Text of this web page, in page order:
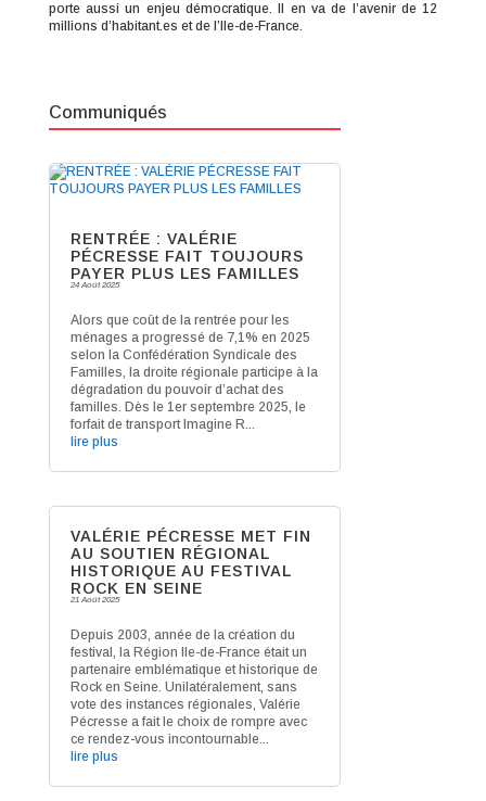
porte aussi un enjeu démocratique. Il en va de l’avenir de 12
millions d’habitant.es et de l’Ile-de-France.
Communiqués
RENTRÉE : VALÉRIE
PÉCRESSE FAIT TOUJOURS
PAYER PLUS LES FAMILLES
24 Août 2025
Alors que coût de la rentrée pour les
ménages a progressé de 7,1% en 2025
selon la Confédération Syndicale des
Familles, la droite régionale participe à la
dégradation du pouvoir d’achat des
familles. Dès le 1er septembre 2025, le
forfait de transport Imagine R...
lire plus
VALÉRIE PÉCRESSE MET FIN
AU SOUTIEN RÉGIONAL
HISTORIQUE AU FESTIVAL
ROCK EN SEINE
21 Août 2025
Depuis 2003, année de la création du
festival, la Région Ile-de-France était un
partenaire emblématique et historique de
Rock en Seine. Unilatéralement, sans
vote des instances régionales, Valérie
Pécresse a fait le choix de rompre avec
ce rendez-vous incontournable...
lire plus